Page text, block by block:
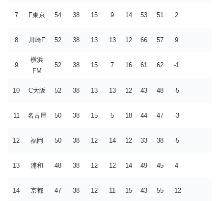
7 F東京 54 38 15 9 14 53 51 2
8 川崎F 52 38 13 13 12 66 57 9
9
横浜
FM
52 38 15 7 16 61 62 -1
10 C大阪 52 38 13 13 12 43 48 -5
11 名古屋 50 38 15 5 18 44 47 -3
12 福岡 50 38 12 14 12 33 38 -5
13 浦和 48 38 12 12 14 49 45 4
14 京都 47 38 12 11 15 43 55 -12